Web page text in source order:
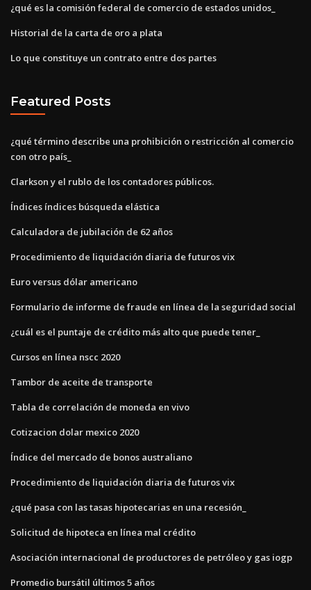
¿qué es la comisión federal de comercio de estados unidos_
Historial de la carta de oro a plata
Lo que constituye un contrato entre dos partes
Featured Posts
¿qué término describe una prohibición o restricción al comercio
con otro país_
Clarkson y el rublo de los contadores públicos.
Índices índices búsqueda elástica
Calculadora de jubilación de 62 años
Procedimiento de liquidación diaria de futuros vix
Euro versus dólar americano
Formulario de informe de fraude en línea de la seguridad social
¿cuál es el puntaje de crédito más alto que puede tener_
Cursos en línea nscc 2020
Tambor de aceite de transporte
Tabla de correlación de moneda en vivo
Cotizacion dolar mexico 2020
Índice del mercado de bonos australiano
Procedimiento de liquidación diaria de futuros vix
¿qué pasa con las tasas hipotecarias en una recesión_
Solicitud de hipoteca en línea mal crédito
Asociación internacional de productores de petróleo y gas iogp
Promedio bursátil últimos 5 años